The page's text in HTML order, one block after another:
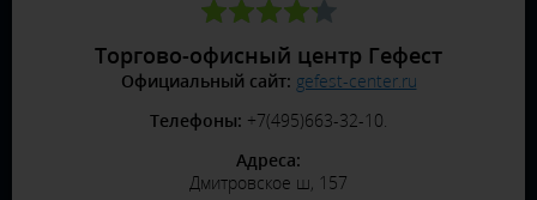
Торгово-офисный центр Гефест
Официальный сайт: gefest-center.ru
Телефоны: +7(495)663-32-10.
Адреса:
Дмитровское ш, 157